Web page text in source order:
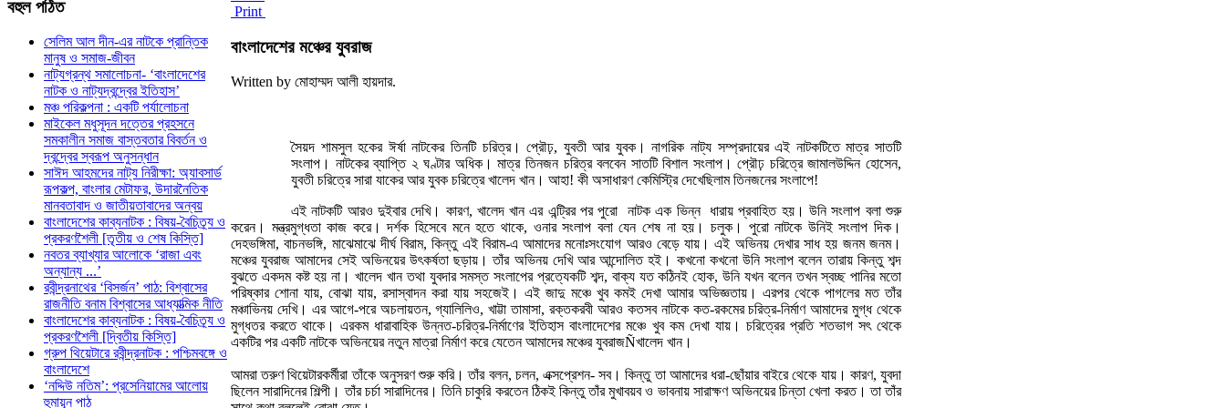
Print
বাংলাদেশের মঞ্চের যুবরাজ
Written by মোহাম্মদ আলী হায়দার.
সৈয়দ শামসুল হকের ঈর্ষা নাটকের তিনটি চরিত্র। প্রৌঢ়, যুবতী আর যুবক। নাগরিক নাট্য সম্প্রদায়ের এই নাটকটিতে মাত্র সাতটি
সংলাপ। নাটকের ব্যাপ্তি ২ ঘণ্টার অধিক। মাত্র তিনজন চরিত্র বলবেন সাতটি বিশাল সংলাপ। প্রৌঢ় চরিত্রে জামালউদ্দিন হোসেন,
যুবতী চরিত্রে সারা যাকের আর যুবক চরিত্রে খালেদ খান। আহা! কী অসাধারণ কেমিস্ট্রি দেখেছিলাম তিনজনের সংলাপে!
এই নাটকটি আরও দুইবার দেখি। কারণ, খালেদ খান এর এন্ট্রির পর পুরো নাটক এক ভিন্ন ধারায় প্রবাহিত হয়। উনি সংলাপ বলা শুরু
করেন। মন্ত্রমুগ্ধতা কাজ করে। দর্শক হিসেবে মনে হতে থাকে, ওনার সংলাপ বলা যেন শেষ না হয়। চলুক। পুরো নাটকে উনিই সংলাপ দিক।
দেহভঙ্গিমা, বাচনভঙ্গি, মাঝেমাঝে দীর্ঘ বিরাম, কিন্তু এই বিরাম-এ আমাদের মনোঃসংযোগ আরও বেড়ে যায়। এই অভিনয় দেখার সাধ হয় জনম জনম।
মঞ্চের যুবরাজ আমাদের সেই অভিনয়ের উৎকর্ষতা ছড়ায়। তাঁর অভিনয় দেখি আর আন্দোলিত হই। কখনো কখনো উনি সংলাপ বলেন তারায় কিন্তু শব্দ
বুঝতে একদম কষ্ট হয় না। খালেদ খান তথা যুবদার সমস্ত সংলাপের প্রত্যেকটি শব্দ, বাক্য যত কঠিনই হোক, উনি যখন বলেন তখন স্বচ্ছ পানির মতো
পরিষ্কার শোনা যায়, বোঝা যায়, রসাস্বাদন করা যায় সহজেই। এই জাদু মঞ্চে খুব কমই দেখা আমার অভিজ্ঞতায়। এরপর থেকে পাগলের মত তাঁর
মঞ্চাভিনয় দেখি। এর আগে-পরে অচলায়তন, গ্যালিলিও, খাট্টা তামাসা, রক্তকরবী আরও কতসব নাটকে কত-রকমের চরিত্র-নির্মাণ আমাদের মুগ্ধ থেকে
মুগ্ধতর করতে থাকে। এরকম ধারাবাহিক উন্নত-চরিত্র-নির্মাণের ইতিহাস বাংলাদেশের মঞ্চে খুব কম দেখা যায়। চরিত্রের প্রতি শতভাগ সৎ থেকে
একটির পর একটি নাটকে অভিনয়ের নতুন মাত্রা নির্মাণ করে যেতেন আমাদের মঞ্চের যুবরাজÑখালেদ খান।
আমরা তরুণ থিয়েটারকর্মীরা তাঁকে অনুসরণ শুরু করি। তাঁর বলন, চলন, এক্সপ্রেশন- সব। কিন্তু তা আমাদের ধরা-ছোঁয়ার বাইরে থেকে যায়। কারণ, যুবদা
ছিলেন সারাদিনের শিল্পী। তাঁর চর্চা সারাদিনের। তিনি চাকুরি করতেন ঠিকই কিন্তু তাঁর মুখাবয়ব ও ভাবনায় সারাক্ষণ অভিনয়ের চিন্তা খেলা করত। তা তাঁর
বহুলপঠিত
সেলিম আল দীন-এর নাটকে প্রান্তিক
মানুষ ও সমাজ-জীবন
নাট্যগ্রন্থ সমালোচনা- ‘বাংলাদেশের
নাটক ও নাট্যদ্বন্দ্বের ইতিহাস’
মঞ্চ পরিকল্পনা : একটি পর্যালোচনা
মাইকেল মধুসূদন দত্তের প্রহসনে
সমকালীন সমাজ বাস্তবতার বিবর্তন ও
দ্বন্দ্বের স্বরূপ অনুসন্ধান
সাঈদ আহমদের নাট্য নিরীক্ষা: অ্যাবসার্ড
রূপকল্প, বাংলার মেটাফর, উদারনৈতিক
মানবতাবাদ ও জাতীয়তাবাদের অন্বয়
বাংলাদেশের কাব্যনাটক : বিষয়-বৈচিত্র্য ও
প্রকরণশৈলী [তৃতীয় ও শেষ কিস্তি]
নবতর ব্যাখ্যার আলোকে ‘রাজা এবং
অন্যান্য ...’
রবীন্দ্রনাথের ‘বিসর্জন’ পাঠ: বিশ্বাসের
রাজনীতি বনাম বিশ্বাসের আধ্যাত্মিক নীতি
বাংলাদেশের কাব্যনাটক : বিষয়-বৈচিত্র্য ও
প্রকরণশৈলী [দ্বিতীয় কিস্তি]
গ্রুপ থিয়েটারে রবীন্দ্রনাটক : পশ্চিমবঙ্গে ও
বাংলাদেশে
‘নদ্দিউ নতিম’: প্রসেনিয়ামের আলোয়
হুমায়ূন পাঠ